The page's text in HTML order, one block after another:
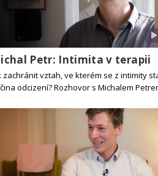
Petr: Intimita v terapii
zachránit vztah, ve kterém se z intimity
odcizení? Rozhovor s Michalem